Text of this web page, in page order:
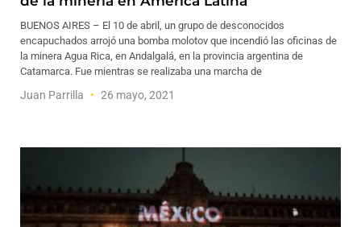
BUENOS AIRES – El 10 de abril, un grupo de desconocidos
encapuchados arrojó una bomba molotov que incendió las oficinas de
la minera Agua Rica, en Andalgalá, en la provincia argentina de
Catamarca. Fue mientras se realizaba una marcha de
Juan Parrilla 26 mayo, 2021